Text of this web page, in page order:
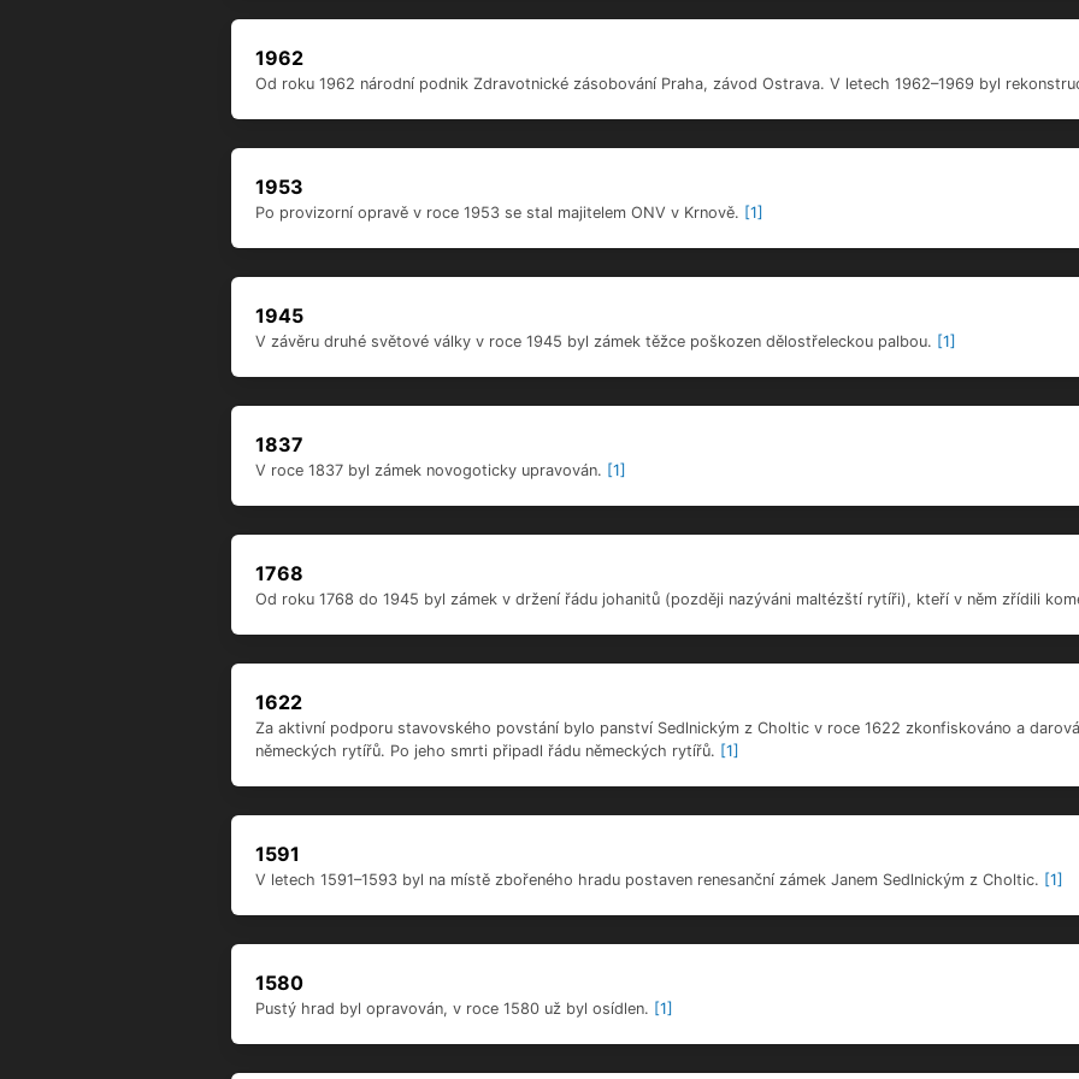
12/2018
Vítěz dražby nezaplatil a jeho kauce propadla. Firma SKY & Limited SE má v představenstvu Jindřicha Štercla,
chráněná dílna. O tu se začala zajímat policie kvůli údajně zmanipulovaným výběrovým řízením v pražských
1,8 milionu korun. Zámek, který figuruje na seznamu nejohroženějších památek, je k mání za 3,3 milionu.
víc než pět milionů korun. Podle ČTK se má novým vlastníkem po podpisu smlouvy smlouvy stát pražská
1962
1953
1945
V závěru druhé světové války v roce 1945 byl zámek těžce poškozen dělostřeleckou palbou.
1837
V roce 1837 byl zámek novogoticky upravován.[1]
1768
Od roku 1768 do 1945 byl zámek v držení řádu johanitů (později nazýváni maltézští rytíři), kteří v něm zřídili